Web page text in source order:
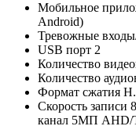
Мобильное
Android)
Тревожные
USB порт 2
Количество
Количество
Формат сжатия
Скорость записи
канал 5MП